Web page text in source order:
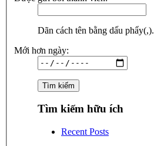
Dãn cách tên bằng dấu phẩy(,).
Mới hơn ngày:
Tìm kiếm hữu ích
Recent Posts